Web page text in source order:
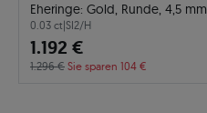
Eheringe: Gold, Runde, 4,5 mm
0.03 ct|SI2/H
1.192 €
1.296 € Sie sparen 104 €